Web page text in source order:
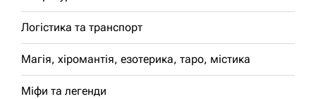
Логістика та транспорт
Магія, хіромантія, езотерика, таро, містика
Міфи та легенди